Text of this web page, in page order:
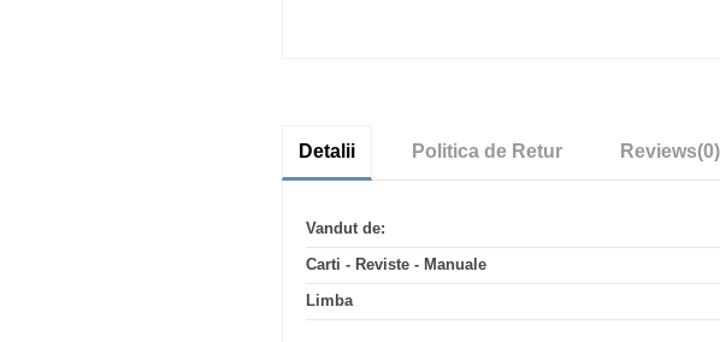
Detalii Politica de Retur Reviews(0)
Vandut de:
Carti - Reviste - Manuale
Limba